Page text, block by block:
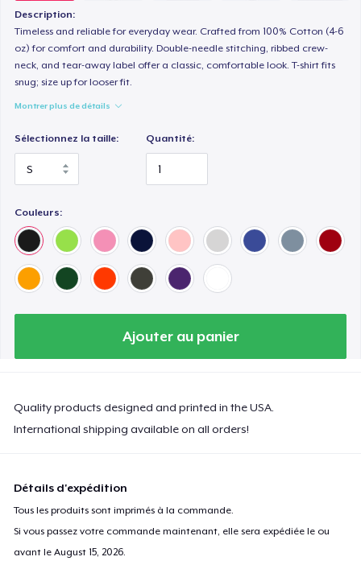
Description:
Timeless and reliable for everyday wear. Crafted from 100% Cotton (4-6
oz) for comfort and durability. Double-needle stitching, ribbed crew-
neck, and tear-away label offer a classic, comfortable look. T-shirt fits
snug; size up for looser fit.
Montrer plus de détails
Sélectionnez la taille: Quantité:
Couleurs:
Ajouter au panier
Quality products designed and printed in the USA.
International shipping available on all orders!
Détails d'expédition
Tous les produits sont imprimés à la commande.
Si vous passez votre commande maintenant, elle sera expédiée le ou
avant leAugust 15, 2026
Women's Classic Tee
19,99 $US
23,00 $US
Classic Tank Top
25,00 $US
Baby Premium Onesie
22,00 $US
Classic Long Sleeve Tee
26,00 $US
22,42 $US